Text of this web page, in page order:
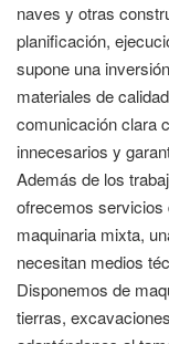
naves y otras
planificación,
supone una
materiales de
comunicación clara
innecesarios y
Además de los
ofrecemos servicios
maquinaria mixta,
necesitan medios
Disponemos de
tierras,